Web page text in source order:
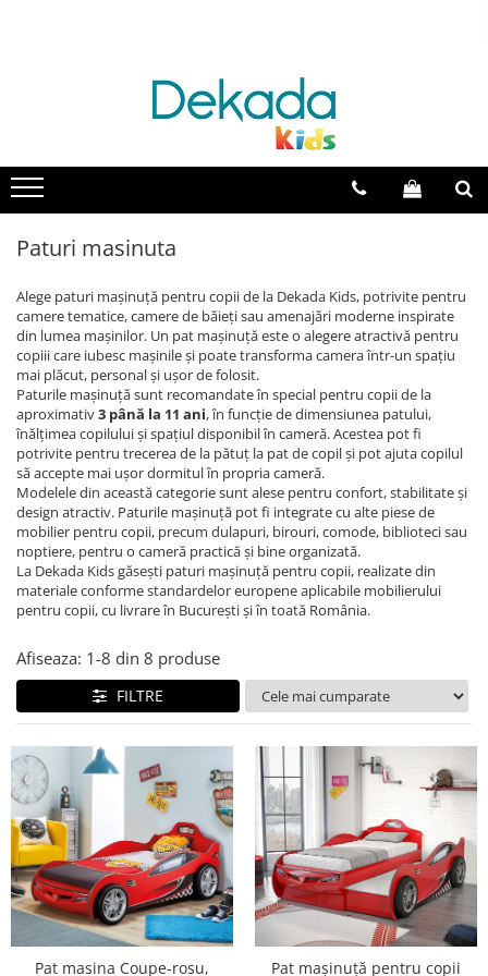
Paturi pentru copii
Paturi supraetajate
Paturi 100x200 cm
Paturi 120x200 cm
Paturi 90x190 cm
Paturi pentru baieti
Paturi pentru fete
Paturi cu lada depozitare
Paturi masinuta
Bare de protectie
Dulapuri
Comode, noptiere
Spatiu de studiu
Birouri de studiu camera copii
Scaune copii
Biblioteca
Accesorii
Baldachine
Iluminat
Seturi pat
Covoare
Rafturi, module, lazi depozitare
Saltele
Seturi mobila pentru copii
Colectia Cotton Baby
Colectia Mocha Baby
Colectia Natura Baby
Colectia Montessori Baby
Colectia Loof baby
Colectia Champion Racer
Colectia Racecup
Colectia White
Colectia Romantica
Colectia Mocha
Colectia Romantic
Colectia Pirate
Colectia Montes Natural
Colectia Montes White
Colectia Black
Colectia Studio
Colectia Varia
Colectia Nordic
Colectia Frezya
Colectia Angel City
Colectia Luna
Colectia Flora
Colectia Angel
Colectia Oscar
Colectia Atlas
Colectia Rustic White
Colectia Black
Colectia Trio
Colectia Dark Metal
Colectia Flora
Colectia Loof
Colectia Selena Grey
Colectia Modera
Colectia Duo
Colectia Elegance
Colectia Luna
Colectia Lapel
Colectia Nova
Colectia Lucia
Colectia Sirius
Colectia Varia
Colectia Varia White
Colectia Perla S
Colectia Atlas
Colectia Oscar
Paturi masinuta
Alege paturi mașinuță pentru copii de la Dekada Kids, potrivite pentru
camere tematice, camere de băieți sau amenajări moderne inspirate
din lumea mașinilor. Un pat mașinuță este o alegere atractivă pentru
copiii care iubesc mașinile și poate transforma camera într-un spațiu
mai plăcut, personal și ușor de folosit.
Paturile mașinuță sunt recomandate în special pentru copii de la
aproximativ3 până la 11 ani, în funcție de dimensiunea patului,
înălțimea copilului și spațiul disponibil în cameră. Acestea pot fi
potrivite pentru trecerea de la pătuț la pat de copil și pot ajuta copilul
să accepte mai ușor dormitul în propria cameră.
Modelele din această categorie sunt alese pentru confort, stabilitate și
design atractiv. Paturile mașinuță pot fi integrate cu alte piese de
mobilier pentru copii, precum dulapuri, birouri, comode, biblioteci sau
noptiere, pentru o cameră practică și bine organizată.
La Dekada Kids găsești paturi mașinuță pentru copii, realizate din
materiale conforme standardelor europene aplicabile mobilierului
pentru copii, cu livrare în București și în toată România.
Afiseaza: 1-8 din 8 produse
FILTRE
Pat masina Coupe-rosu,
Pat mașinuță pentru copii